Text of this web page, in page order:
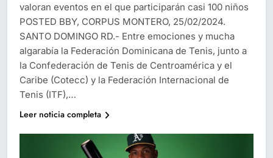
valoran eventos en el que participarán casi 100 niños
POSTED BBY, CORPUS MONTERO, 25/02/2024.
SANTO DOMINGO RD.- Entre emociones y mucha
algarabía la Federación Dominicana de Tenis, junto a
la Confederación de Tenis de Centroamérica y el
Caribe (Cotecc) y la Federación Internacional de
Tenis (ITF),…
Leer noticia completa